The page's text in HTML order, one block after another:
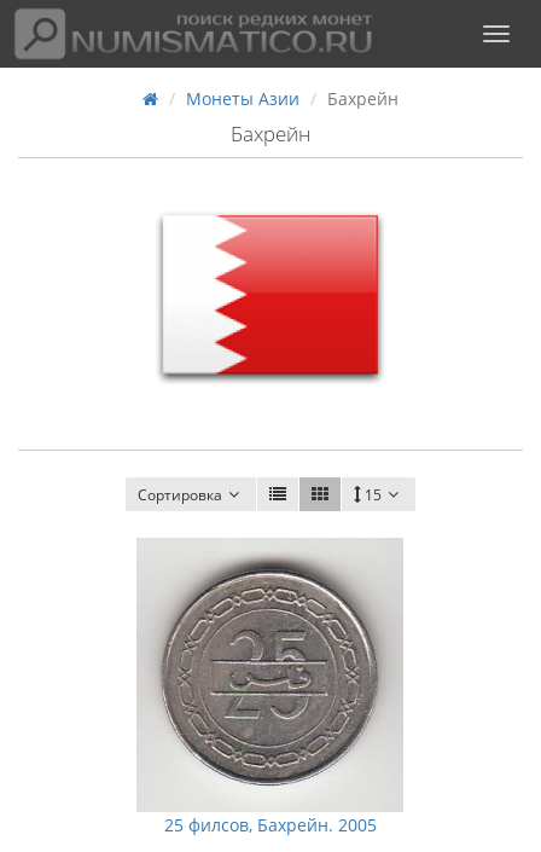
Монеты Азии Бахрейн
Бахрейн
Сортировка 15
25 филсов, Бахрейн. 2005